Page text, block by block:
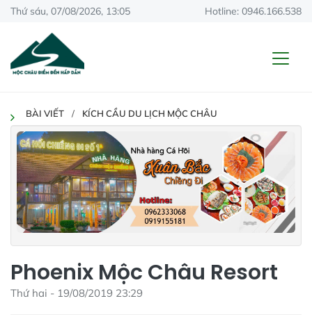
Thứ sáu, 07/08/2026, 13:05 Hotline: 0946.166.538
BÀI VIẾT KÍCH CẦU DU LỊCH MỘC CHÂU
Phoenix Mộc Châu Resort
Thứ hai - 19/08/2019 23:29